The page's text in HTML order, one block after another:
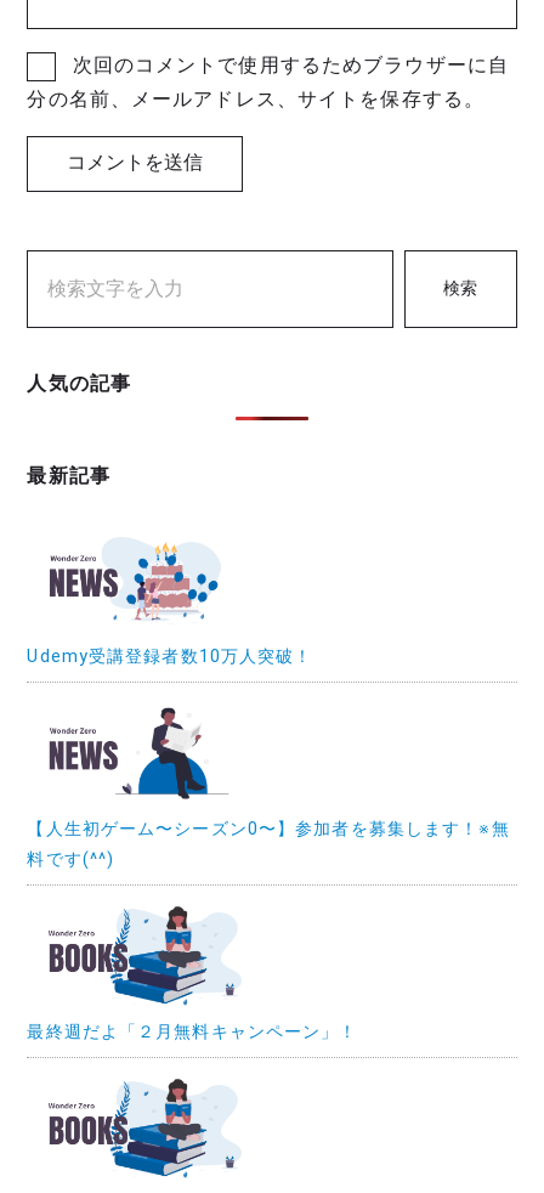
次回のコメントで使用するためブラウザーに自
分の名前、メールアドレス、サイトを保存する。
検索
人気の記事
最新記事
Udemy受講登録者数10万人突破！
【人生初ゲーム〜シーズン0〜】参加者を募集します！※無
料です(^^)
最終週だよ「２月無料キャンペーン」！